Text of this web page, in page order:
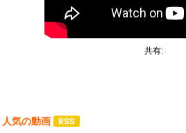
共有:
人気の動画